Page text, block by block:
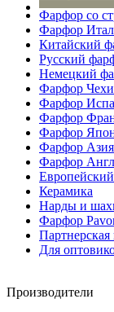
Фарфор со
Фарфор
Китайский
Русский
Немецкий
Фарфор
Фарфор
Фарфор
Фарфор
Фарфор Азия
Фарфор
Керамика
Нарды и
Фарфор
Для
Производители